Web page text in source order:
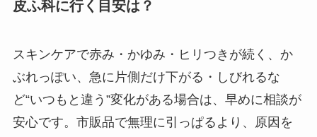
皮ふ科に行く目安は？
スキンケアで赤み・かゆみ・ヒリつきが続く、か
ぶれっぽい、急に片側だけ下がる・しびれるな
ど“いつもと違う”変化がある場合は、早めに相談が
安心です。市販品で無理に引っぱるより、原因を